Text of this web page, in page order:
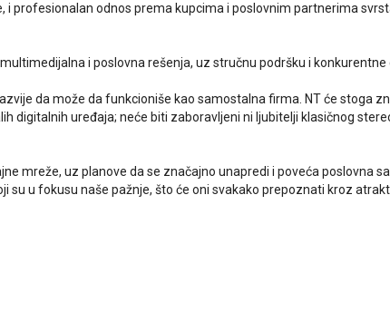
profesionalan odnos prema kupcima i poslovnim partnerima
i poslovna rešenja, uz stručnu podršku i konkurentne
da može da funkcioniše kao samostalna firma. NT će stoga
digitalnih uređaja; neće biti zaboravljeni ni ljubitelji klasičnog
mreže, uz planove da se značajno unapredi i poveća poslovna
su u fokusu naše pažnje, što će oni svakako prepoznati kroz